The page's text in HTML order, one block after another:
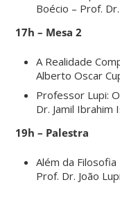
Boécio – Prof.
17h – Mesa 2
A Realidade
Alberto Oscar
Professor Lupi:
Dr. Jamil Ibrahim
19h – Palestra
Além da
Prof. Dr. João Lupi